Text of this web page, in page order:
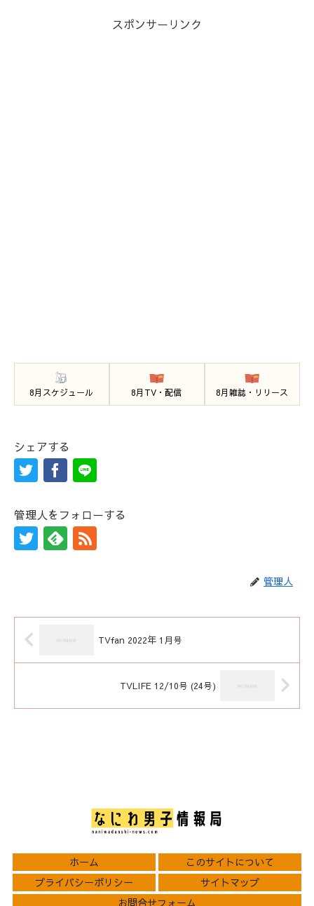
スポンサーリンク
8月スケジュール 8月TV・配信 8月雑誌・リリース
シェアする
管理人をフォローする
管理人
TVfan 2022年 1月号
TVLIFE 12/10号 (24号)
ホーム
このサイトについて
プライバシーポリシー
サイトマップ
お問合せフォーム